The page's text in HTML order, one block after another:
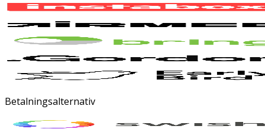
Betalningsalternativ